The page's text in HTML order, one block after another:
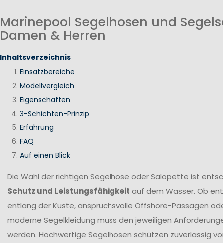
Marinepool Segelhosen und
Damen & Herren
Inhaltsverzeichnis
Einsatzbereiche
Modellvergleich
Eigenschaften
3-Schichten-Prinzip
Erfahrung
FAQ
Auf einen Blick
Die Wahl der richtigen Segelhose oder Salopette ist
Schutz und Leistungsfähigkeit auf dem Wasser. Ob
entlang der Küste, anspruchsvolle Offshore-Passagen
moderne Segelkleidung muss den jeweiligen
werden. Hochwertige Segelhosen schützen zuverlässig